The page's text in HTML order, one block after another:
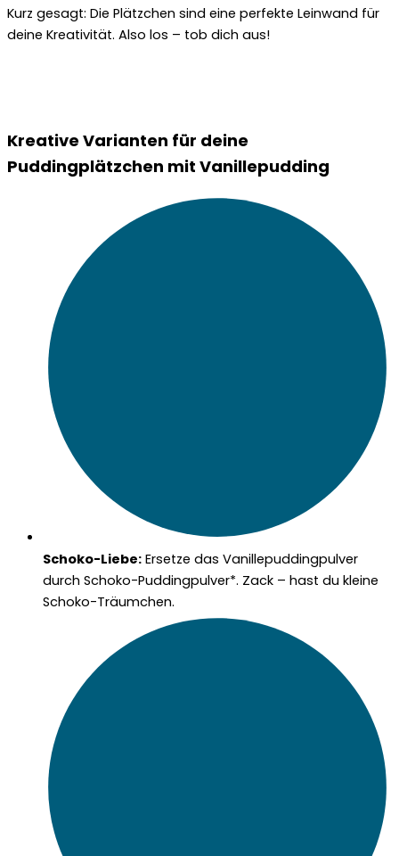
Kurz gesagt: Die Plätzchen sind eine perfekte Leinwand für
deine Kreativität. Also los – tob dich aus!
Kreative Varianten für deine
Puddingplätzchen mit Vanillepudding
Schoko-Liebe: Ersetze das Vanillepuddingpulver
durch Schoko-Puddingpulver*. Zack – hast du kleine
Schoko-Träumchen.